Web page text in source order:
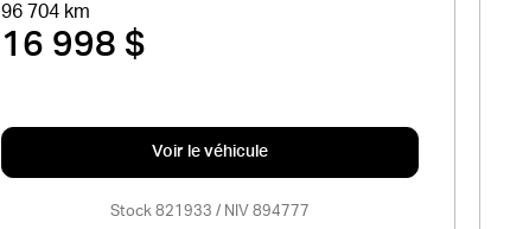
96 704 km
16 998 $
Voir le véhicule
Stock 821933 / NIV 894777